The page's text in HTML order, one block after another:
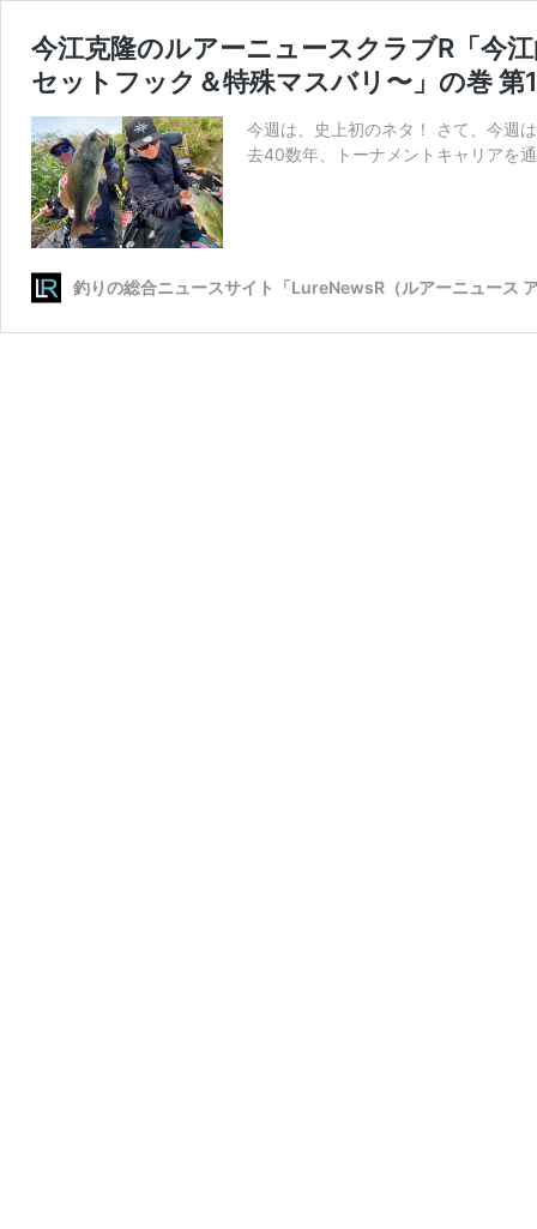
今江克隆のルアーニュースクラブR「今
セットフック＆特殊マスバリ〜」の巻 第
今週は、史上初のネタ！ さて、今週
去40数年、トーナメントキャリアを
釣りの総合ニュースサイト「LureNewsR（ルアーニュース